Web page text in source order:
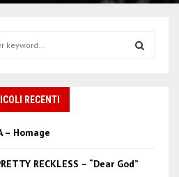
RECENTI
– Homage
RECKLESS – “Dear God”